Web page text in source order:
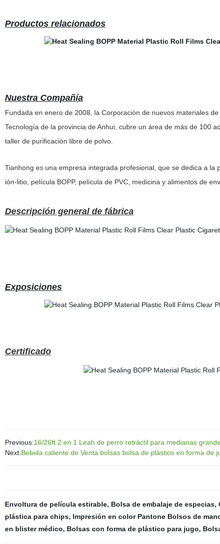
Productos relacionados
Nuestra Compañía
Fundada en enero de 2008, la Corporación de nuevos materiales
Tecnología de la provincia de Anhui, cubre un área de más de 100
taller de purificación libre de polvo.
Tianhong es una empresa integrada profesional, que se dedica a
ión-litio, película BOPP, película de PVC, medicina y alimentos de
Descripción general de fábrica
Exposiciones
Certificado
Previous:16/26ft 2 en 1 Leah de perro retráctil para medianas
Next:Bebida caliente de Venta bolsas bolsa de plástico en forma de
Envoltura de película estirable, Bolsa de embalaje de especias,
plástica para chips, Impresión en color Pantone Bolsos de
en blister médico, Bolsas con forma de plástico para jugo,